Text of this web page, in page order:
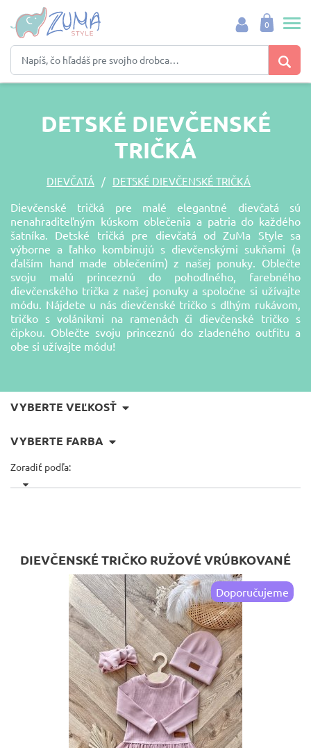
0
DETSKÉ DIEVČENSKÉ
TRIČKÁ
DIEVČATÁ DETSKÉ DIEVČENSKÉ TRIČKÁ
Dievčenské tričká pre malé elegantné dievčatá sú
nenahraditeľným kúskom oblečenia a patria do každého
šatníka. Detské tričká pre dievčatá od ZuMa Style sa
výborne a ľahko kombinujú s dievčenskými sukňami (a
ďalším hand made oblečením) z našej ponuky. Oblečte
svoju malú princeznú do pohodlného, farebného
dievčenského trička z našej ponuky a spoločne si užívajte
módu. Nájdete u nás dievčenské tričko s dlhým rukávom,
tričko s volánikmi na ramenách či dievčenské tričko s
čipkou. Oblečte svoju princeznú do zladeného outfitu a
obe si užívajte módu!
VYBERTE VEĽKOSŤ
VYBERTE FARBA
Zoradiť podľa:
DIEVČENSKÉ TRIČKO RUŽOVÉ VRÚBKOVANÉ
Doporučujeme